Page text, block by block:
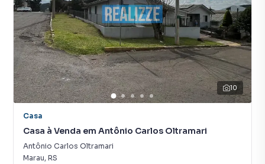
10
Casa
Casa à Venda em Antônio Carlos Oltramari
Antônio Carlos Oltramari
Marau, RS